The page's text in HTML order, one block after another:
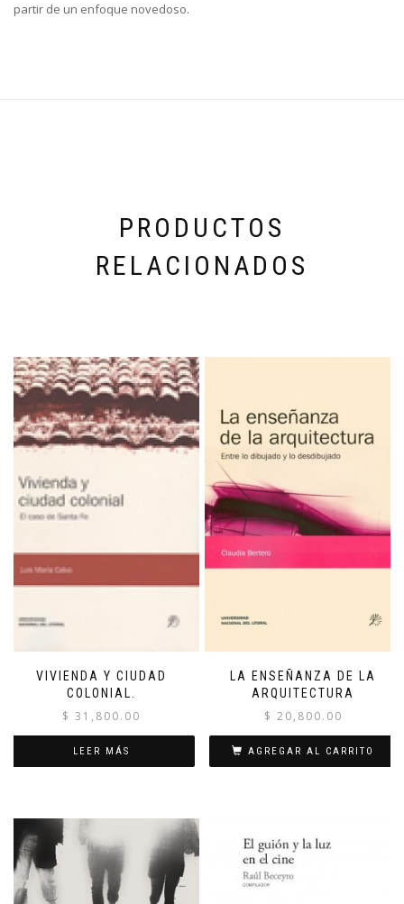
partir de un enfoque novedoso.
PRODUCTOS
RELACIONADOS
VIVIENDA Y CIUDAD
COLONIAL.
$ 31,800.00
LEER MÁS
LA ENSEÑANZA DE LA
ARQUITECTURA
$ 20,800.00
AGREGAR AL CARRITO